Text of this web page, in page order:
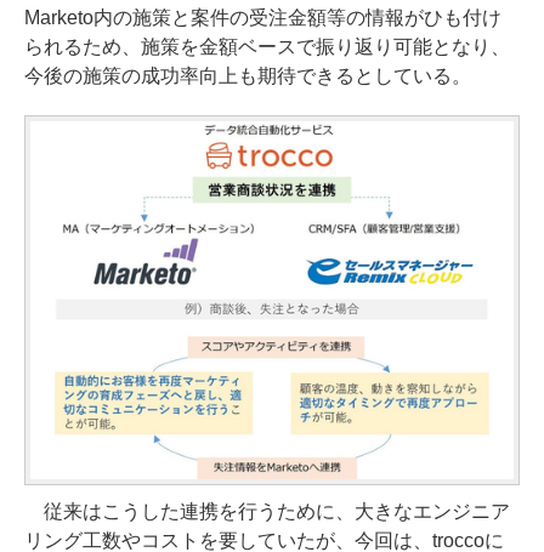
Marketo内の施策と案件の受注金額等の情報がひも付け
られるため、施策を金額ベースで振り返り可能となり、
今後の施策の成功率向上も期待できるとしている。
従来はこうした連携を行うために、大きなエンジニア
リング工数やコストを要していたが、今回は、troccoに